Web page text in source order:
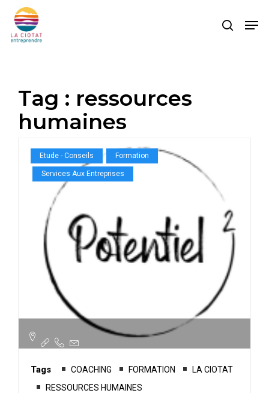
main
search
Tag : ressources
humaines
Etude - Conseils Formation
Services Aux Entreprises
Tags COACHING FORMATION
LA CIOTAT
RESSOURCES HUMAINES